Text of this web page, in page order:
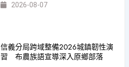
2026-08-07
信義分局跨域整備2026城鎮韌性演
習 布農族語宣導深入原鄉部落